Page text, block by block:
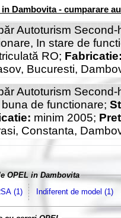
in Dambovita - cumparare
Autoturism
In stare de
RO;
Bucuresti,
Autoturism
de functionare;
minim 2005;
Constanta,
OPEL in Dambovita
(1)
Indiferent de model (1)